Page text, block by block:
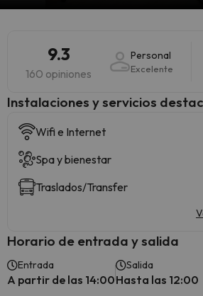
9.3
160 opiniones
Personal
Excelente
Instalaciones y servicios
Wifi e Internet
Spa y bienestar
Traslados/Transfer
Horario de entrada y salida
Entrada
A partir de las 14:00
Salida
Hasta las 12:00